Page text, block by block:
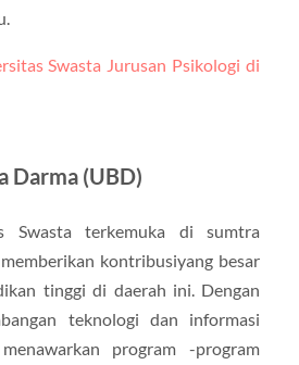
Swasta Jurusan Psikologi di
Darma (UBD)
Swasta terkemuka di sumtra
kontribusiyang besar
tinggi di daerah ini. Dengan
teknologi dan informasi
program -program